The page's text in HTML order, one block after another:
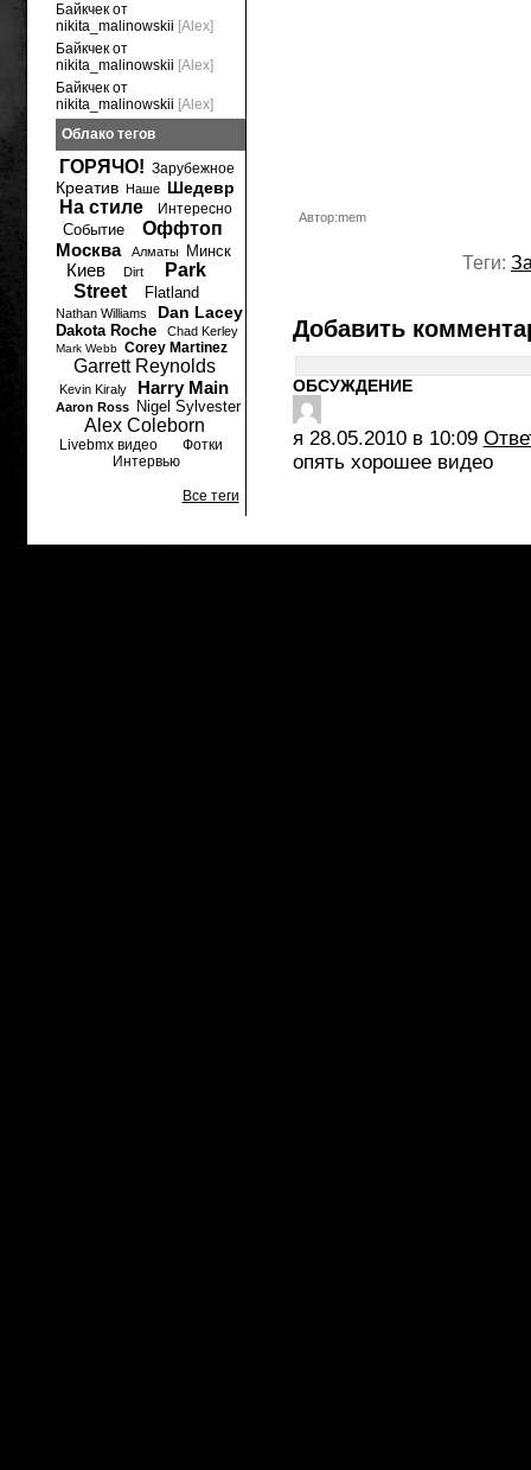
Автор:mem
Теги:
Добавить
ОБСУЖДЕНИЕ
я 28.05.2010 в 10:09
опять хорошее видео
Байкчек от
nikita_malinowskii [Alex]
Байкчек от
nikita_malinowskii [Alex]
Байкчек от
nikita_malinowskii [Alex]
Облако тегов
ГОРЯЧО! Зарубежное
Креатив Наше Шедевр
На стиле Интересно
Событие
Оффтоп
Москва
Алматы Минск
Киев Dirt
Park
Street
Flatland
Nathan Williams Dan Lacey
Dakota Roche Chad Kerley
Mark Webb Corey Martinez
Garrett Reynolds
Kevin Kiraly Harry Main
Aaron Ross Nigel Sylvester
Alex Coleborn
Livebmx видео
Фотки
Интервью
Все теги